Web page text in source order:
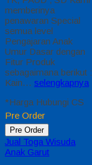
memberinya
penawaran Special
semua level
Pengajaran Anak
Umur Dasar dengan
Fitur Produk
sebagaimana berikut :
Kain… selengkapnya
*Harga Hubungi CS
Pre Order
Pre Order
Jual Toga Wisuda
Anak Garut